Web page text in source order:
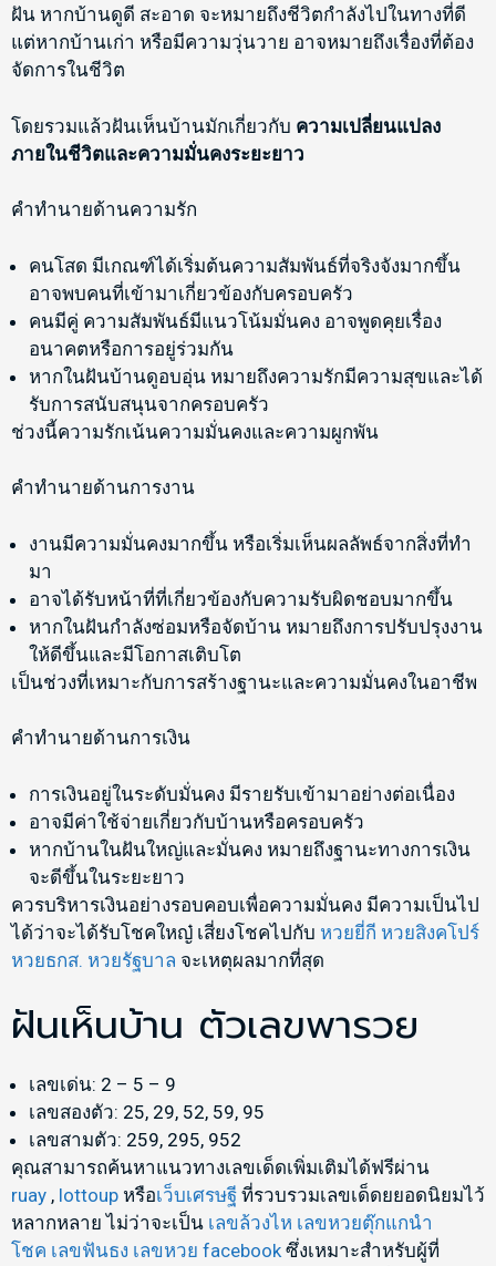
ฝัน หากบ้านดูดี สะอาด จะหมายถึงชีวิตกำลังไปในทางที่ดี
แต่หากบ้านเก่า หรือมีความวุ่นวาย อาจหมายถึงเรื่องที่ต้อง
จัดการในชีวิต
โดยรวมแล้วฝันเห็นบ้านมักเกี่ยวกับ ความเปลี่ยนแปลง
ภายในชีวิตและความมั่นคงระยะยาว
คำทำนายด้านความรัก
คนโสด มีเกณฑ์ได้เริ่มต้นความสัมพันธ์ที่จริงจังมากขึ้น
อาจพบคนที่เข้ามาเกี่ยวข้องกับครอบครัว
คนมีคู่ ความสัมพันธ์มีแนวโน้มมั่นคง อาจพูดคุยเรื่อง
อนาคตหรือการอยู่ร่วมกัน
หากในฝันบ้านดูอบอุ่น หมายถึงความรักมีความสุขและได้
รับการสนับสนุนจากครอบครัว
ช่วงนี้ความรักเน้นความมั่นคงและความผูกพัน
คำทำนายด้านการงาน
งานมีความมั่นคงมากขึ้น หรือเริ่มเห็นผลลัพธ์จากสิ่งที่ทำ
มา
อาจได้รับหน้าที่ที่เกี่ยวข้องกับความรับผิดชอบมากขึ้น
หากในฝันกำลังซ่อมหรือจัดบ้าน หมายถึงการปรับปรุงงาน
ให้ดีขึ้นและมีโอกาสเติบโต
เป็นช่วงที่เหมาะกับการสร้างฐานะและความมั่นคงในอาชีพ
คำทำนายด้านการเงิน
การเงินอยู่ในระดับมั่นคง มีรายรับเข้ามาอย่างต่อเนื่อง
อาจมีค่าใช้จ่ายเกี่ยวกับบ้านหรือครอบครัว
หากบ้านในฝันใหญ่และมั่นคง หมายถึงฐานะทางการเงิน
จะดีขึ้นในระยะยาว
ควรบริหารเงินอย่างรอบคอบเพื่อความมั่นคง มีความเป็นไป
ได้ว่าจะได้รับโชคใหญ๋ เสี่ยงโชคไปกับ หวยยี่กี หวยสิงคโปร์
หวยธกส. หวยรัฐบาล จะเหตุผลมากที่สุด
ฝันเห็นบ้าน ตัวเลขพารวย
เลขเด่น: 2 – 5 – 9
เลขสองตัว: 25, 29, 52, 59, 95
เลขสามตัว: 259, 295, 952
คุณสามารถค้นหาแนวทางเลขเด็ดเพิ่มเติมได้ฟรีผ่าน
ruay , lottoup หรือเว็บเศรษฐี ที่รวบรวมเลขเด็ดยยอดนิยมไว้
หลากหลาย ไม่ว่าจะเป็น เลขล้วงไห เลขหวยตุ๊กแกนำ
โชค เลขฟันธง เลขหวย facebookซึ่งเหมาะสำหรับผู้ที่